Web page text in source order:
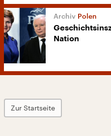
Polen
Nation
Zur Startseite